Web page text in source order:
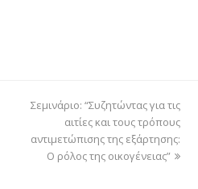
next
Σεμινάριο: “Συζητώντας για τις
αιτίες και τους τρόπους
αντιμετώπισης της εξάρτησης:
Ο ρόλος της οικογένειας”